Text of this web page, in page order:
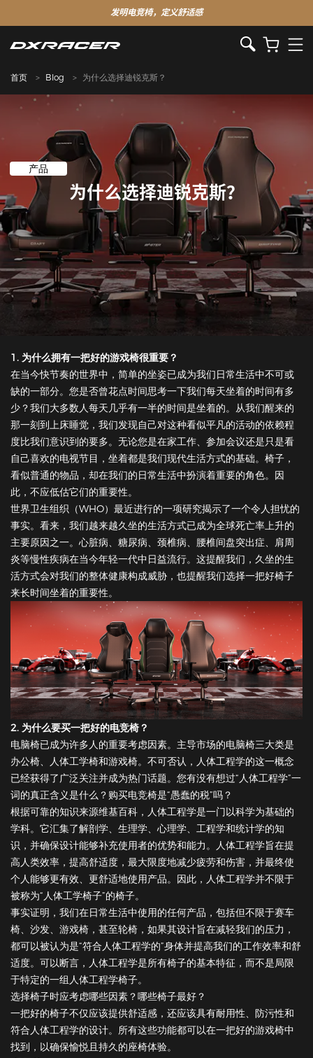
发明电竞椅，定义舒适感
首页 Blog 为什么选择迪锐克斯？
产品
为什么选择迪锐克斯？
1. 为什么拥有一把好的游戏椅很重要？
在当今快节奏的世界中，简单的坐姿已成为我们日常生活中不可或
缺的一部分。您是否曾花点时间思考一下我们每天坐着的时间有多
少？我们大多数人每天几乎有一半的时间是坐着的。从我们醒来的
那一刻到上床睡觉，我们发现自己对这种看似平凡的活动的依赖程
度比我们意识到的要多。无论您是在家工作、参加会议还是只是看
自己喜欢的电视节目，坐着都是我们现代生活方式的基础。椅子，
看似普通的物品，却在我们的日常生活中扮演着重要的角色。因
此，不应低估它们的重要性。
世界卫生组织（WHO）最近进行的一项研究揭示了一个令人担忧的
事实。看来，我们越来越久坐的生活方式已成为全球死亡率上升的
主要原因之一。心脏病、糖尿病、颈椎病、腰椎间盘突出症、肩周
炎等慢性疾病在当今年轻一代中日益流行。这提醒我们，久坐的生
活方式会对我们的整体健康构成威胁，也提醒我们选择一把好椅子
来长时间坐着的重要性。
2. 为什么要买一把好的电竞椅？
电脑椅已成为许多人的重要考虑因素。主导市场的电脑椅三大类是
办公椅、人体工学椅和游戏椅。不可否认，人体工程学的这一概念
已经获得了广泛关注并成为热门话题。您有没有想过“人体工程学”一
词的真正含义是什么？购买电竞椅是“愚蠢的税”吗？
根据可靠的知识来源维基百科，人体工程学是一门以科学为基础的
学科。它汇集了解剖学、生理学、心理学、工程学和统计学的知
识，并确保设计能够补充使用者的优势和能力。人体工程学旨在提
高人类效率，提高舒适度，最大限度地减少疲劳和伤害，并最终使
个人能够更有效、更舒适地使用产品。因此，人体工程学并不限于
被称为“人体工学椅子”的椅子。
事实证明，我们在日常生活中使用的任何产品，包括但不限于赛车
椅、沙发、游戏椅，甚至轮椅，如果其设计旨在减轻我们的压力，
都可以被认为是“符合人体工程学的”身体并提高我们的工作效率和舒
适度。可以断言，人体工程学是所有椅子的基本特征，而不是局限
于特定的一组人体工程学椅子。
选择椅子时应考虑哪些因素？哪些椅子最好？
一把好的椅子不仅应该提供舒适感，还应该具有耐用性、防污性和
符合人体工程学的设计。所有这些功能都可以在一把好的游戏椅中
找到，以确保愉悦且持久的座椅体验。